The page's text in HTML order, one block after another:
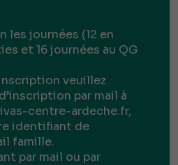
les journées (12 en
et 16 journées au QG
veuillez
par mail à
centre-ardeche.fr,
identifiant de
famille.
par mail ou par